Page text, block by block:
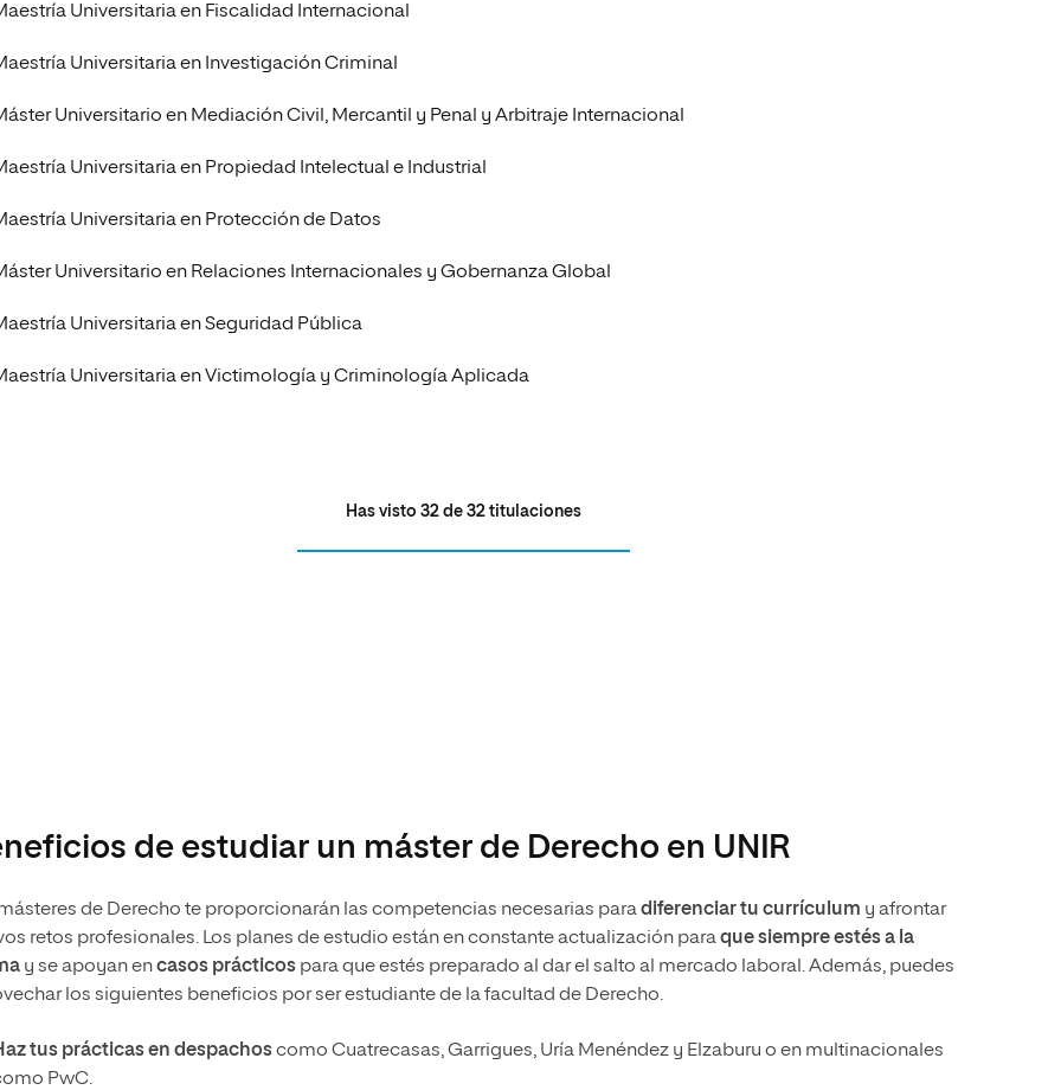
Universitaria en Fiscalidad Internacional
Universitaria en Investigación Criminal
Universitario en Mediación Civil, Mercantil y Penal y Arbitraje Internacional
Universitaria en Propiedad Intelectual e Industrial
Universitaria en Protección de Datos
Universitario en Relaciones Internacionales y Gobernanza Global
Universitaria en Seguridad Pública
Universitaria en Victimología y Criminología Aplicada
Has visto 32 de 32 titulaciones
de estudiar un máster de Derecho en UNIR
de Derecho te proporcionarán las competencias necesarias paradiferenciar tu currículum y afrontar
retos profesionales. Los planes de estudio están en constante actualización paraque siempre estés a la
y se apoyan encasos prácticos para que estés preparado al dar el salto al mercado laboral. Además, puedes
los siguientes beneficios por ser estudiante de la facultad de Derecho.
tus prácticas en despachoscomo Cuatrecasas, Garrigues, Uría Menéndez y Elzaburu o en multinacionales
PwC.